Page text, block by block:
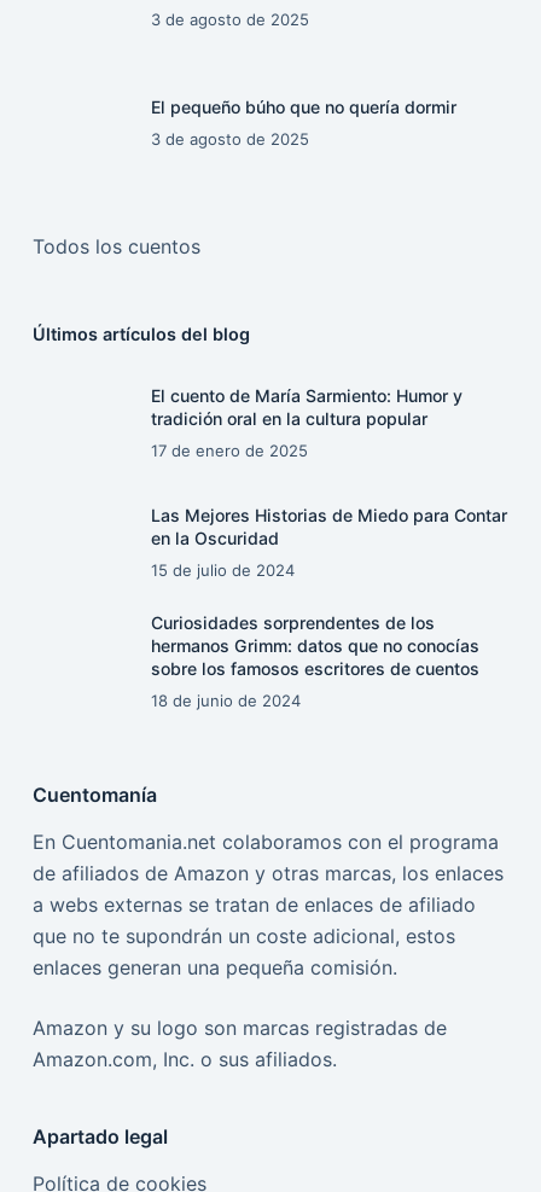
3 de agosto de 2025
El pequeño búho que no quería dormir
3 de agosto de 2025
Todos los cuentos
Últimos artículos del blog
El cuento de María Sarmiento: Humor y
tradición oral en la cultura popular
17 de enero de 2025
Las Mejores Historias de Miedo para Contar
en la Oscuridad
15 de julio de 2024
Curiosidades sorprendentes de los
hermanos Grimm: datos que no conocías
sobre los famosos escritores de cuentos
18 de junio de 2024
Cuentomanía
En Cuentomania.net colaboramos con el programa
de afiliados de Amazon y otras marcas, los enlaces
a webs externas se tratan de enlaces de afiliado
que no te supondrán un coste adicional, estos
enlaces generan una pequeña comisión.
Amazon y su logo son marcas registradas de
Amazon.com, Inc. o sus afiliados.
Apartado legal
Política de cookies